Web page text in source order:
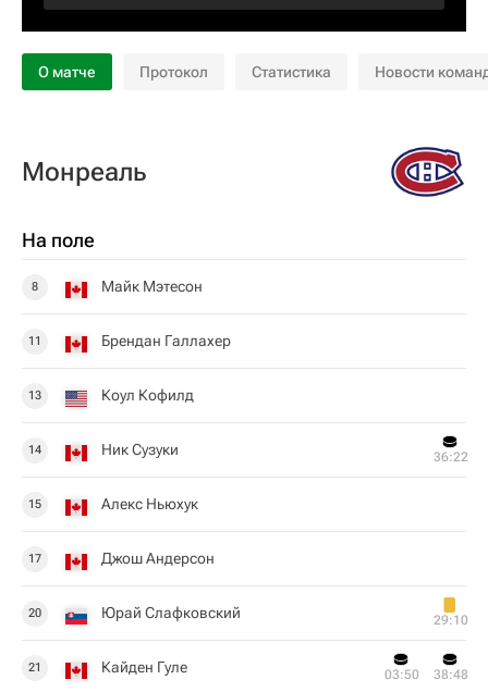
О матче Протокол Статистика Новости
Монреаль
На поле
8 Майк Мэтесон
11 Брендан Галлахер
13 Коул Кофилд
14 Ник Сузуки 36:22
15 Алекс Ньюхук
17 Джош Андерсон
20 Юрай Слафковский 29:10
21 Кайден Гуле 03:50 38:48